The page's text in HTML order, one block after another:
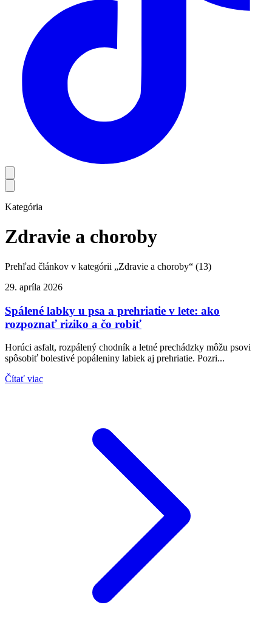
Kategória
Zdravie a choroby
Prehľad článkov v kategórii „Zdravie a choroby“ (13)
29. apríla 2026
Spálené labky u psa a prehriatie v lete: ako
rozpoznať riziko a čo robiť
Horúci asfalt, rozpálený chodník a letné prechádzky môžu psovi
spôsobiť bolestivé popáleniny labiek aj prehriatie. Pozri...
Čítať viac